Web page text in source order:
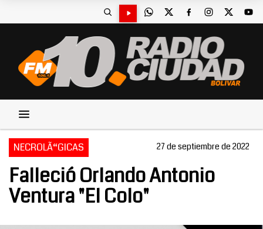
NECROLÃ“GICAS 27 de septiembre de 2022
Falleció Orlando Antonio
Ventura "El Colo"